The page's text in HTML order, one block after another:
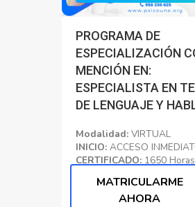
PROGRAMA DE
ESPECIALIZACIÓN
MENCIÓN EN:
ESPECIALISTA EN
DE LENGUAJE Y
Modalidad: VIRTUAL
INICIO: ACCESO
CERTIFICADO: 1650 Horas
Educacion
MATRICULARME
AHORA